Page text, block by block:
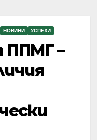
НОВИНИ УСПЕХИ
ППМГ –